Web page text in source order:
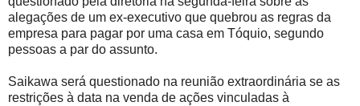
alegações de um ex-executivo que quebrou as regras da
empresa para pagar por uma casa em Tóquio, segundo
pessoas a par do assunto.
Saikawa será questionado na reunião extraordinária se as
restrições à data na venda de ações vinculadas à